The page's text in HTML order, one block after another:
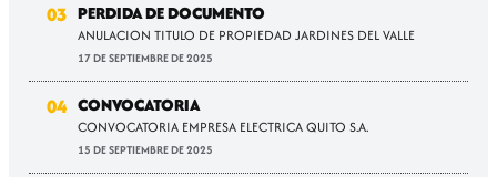
03 PERDIDA DE DOCUMENTO
ANULACION TITULO DE PROPIEDAD JARDINES DEL VALLE
17 DE SEPTIEMBRE DE 2025
04 CONVOCATORIA
CONVOCATORIA EMPRESA ELECTRICA QUITO S.A.
15 DE SEPTIEMBRE DE 2025